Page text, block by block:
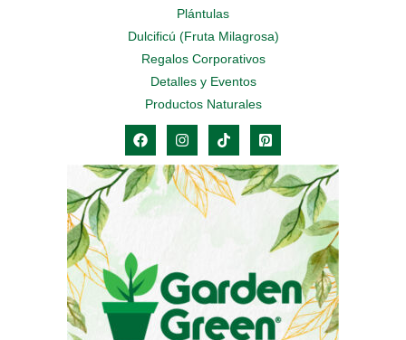
Plántulas
Dulcificú (Fruta Milagrosa)
Regalos Corporativos
Detalles y Eventos
Productos Naturales